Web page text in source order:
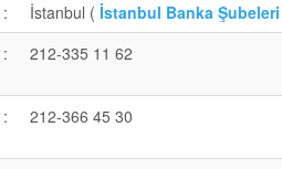
: İstanbul ( İstanbul Banka Şubeleri
: 212-335 11 62
: 212-366 45 30